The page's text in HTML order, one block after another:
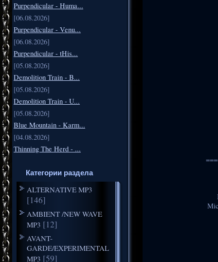
Purpendicular - Huma...
[06.08.2026]
Purpendicular - Venu...
[06.08.2026]
Purpendicular - tHis...
[05.08.2026]
Demolition Train - B...
[05.08.2026]
Demolition Train - U...
[05.08.2026]
Blue Mountain - Karm...
[04.08.2026]
Thinning The Herd - ...
Категории раздела
ALTERNATIVE MP3
[146]
AMBIENT /NEW WAVE
MP3 [12]
AVANT-
GARDE/EXPERIMENTAL
MP3 [59]